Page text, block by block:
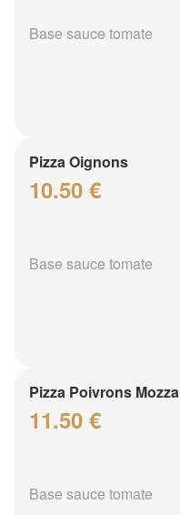
Base sauce tomate
Pizza Oignons
10.50 €
Base sauce tomate
Pizza Poivrons Mozza
11.50 €
Base sauce tomate